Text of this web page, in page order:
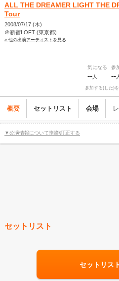
ALL THE DREAMER LIGHT THE
Tour
2008/07/17 (木)
＠新宿LOFT (東京都)
» 他の出演アーティストを見る
気になる
--人
参
--
参加する(した)
概要 セットリスト 会場
▼公演情報について指摘/訂正する
セットリスト
セットリス